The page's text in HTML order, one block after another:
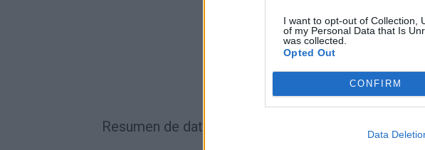
I want to opt-out of Collection,
of my Personal Data that Is
was collected.
Opted Out
CONFIRM
Data
Resumen de datos de la ruta entre Palacios Del